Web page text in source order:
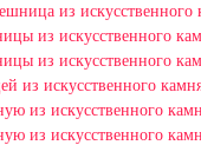
из искусственного
из искусственного
из искусственного
из искусственного
из искусственного
из искусственного